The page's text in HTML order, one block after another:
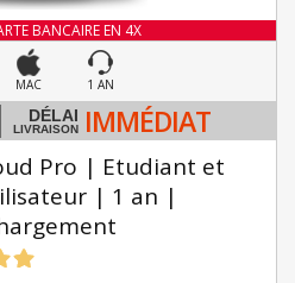
BANCAIRE EN 4X
MAC 1 AN
DÉLAI
LIVRAISON IMMÉDIAT
Pro | Etudiant et
| 1 an |